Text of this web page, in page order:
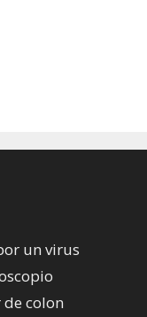
un virus
colon